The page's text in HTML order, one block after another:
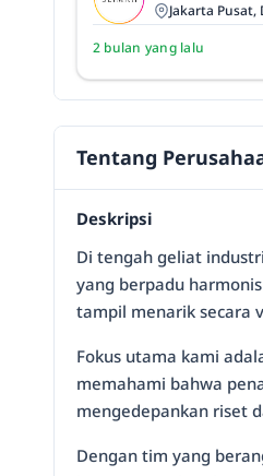
Jakarta Pusat,
2 bulan yang lalu
Tentang
Deskripsi
Di tengah geliat
yang berpadu
tampil menarik secara
Fokus utama kami
memahami bahwa
mengedepankan riset
Dengan tim yang